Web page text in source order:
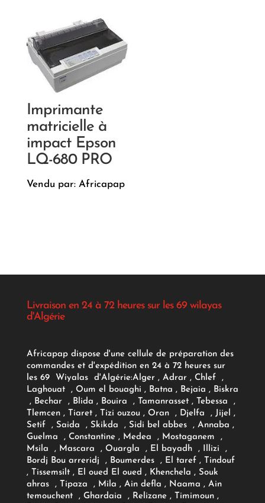
Imprimante
matricielle à
impact Epson
LQ-680 PRO
Vendu par: Africapap
Livraison en 24 à 72 heures sur les 69 wilayas
d'Algérie
Africapap dispose d'une cellule de préparation des
commandes et d'expédition en 24 à 72 heures sur
les 69 Wiyalas d'Algérie:Alger , Adrar, Chlef ,
Laghouat , Oum el bouaghi , Batna , Bejaia , Biskra
, Bechar , Blida , Bouira , Tamanrasset , Tebessa ,
Tlemcen , Tiaret , Tizi ouzou , Oran , Djelfa , Jijel ,
Setif , Saida , Skikda , Sidi bel abbes , Annaba ,
Guelma , Constantine , Medea , Mostaganem ,
Msila , Mascara , Ouargla , El bayadh , Illizi ,
Bordj Bou arreridj , Boumerdes , El taref , Tindouf
, Tissemsilt , El oued El oued , Khenchela , Souk
ahras , Tipaza , Mila , Ain defla , Naama , Ain
temouchent , Ghardaia , Relizane , Timimoun ,